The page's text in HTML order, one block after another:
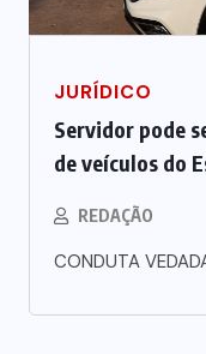
JURÍDICO
Servidor pode
de veículos do
REDAÇÃO
CONDUTA